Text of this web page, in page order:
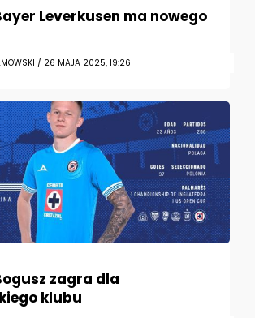
Leverkusen ma nowego
/ 26 MAJA 2025, 19:26
zagra dla
klubu